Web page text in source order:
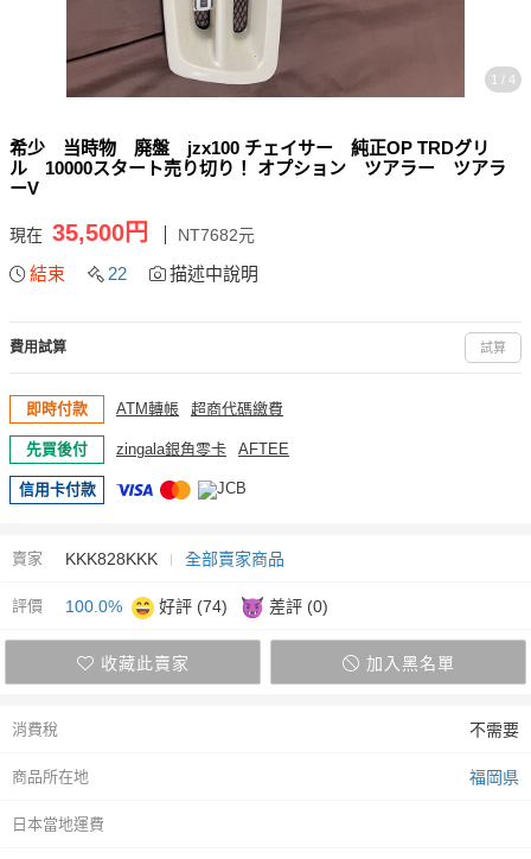
1 / 4
希少 当時物 廃盤 jzx100 チェイサー 純正OP TRDグリ
ル 10000スタート売り切り！ オプション ツアラー ツアラ
ーV
現在 35,500円 NT7682元
結束 22 描述中說明
費用試算 試算
即時付款 ATM轉帳 超商代碼繳費
先買後付 zingala銀角零卡 AFTEE
信用卡付款
賣家 KKK828KKK 全部賣家商品
評價 100.0% 好評 (74) 差評 (0)
收藏此賣家 加入黑名單
消費稅 不需要
商品所在地 福岡県
日本當地運費